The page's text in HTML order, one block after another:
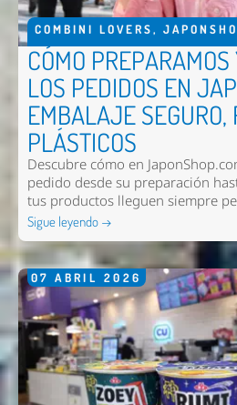
COMBINI LOVERS,
CÓMO
LOS PEDIDOS EN
EMBALAJE SEGURO,
PLÁSTICOS
Descubre cómo en
pedido desde su preparación
tus productos lleguen siempre
Sigue leyendo →
07 ABRIL 2026